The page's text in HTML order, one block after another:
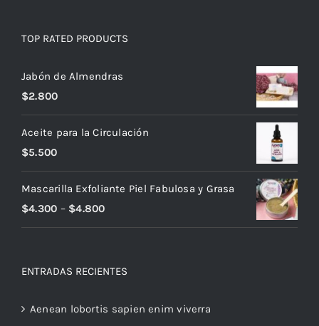
TOP RATED PRODUCTS
Jabón de Almendras
$2.800
Aceite para la Circulación
$5.500
Mascarilla Exfoliante Piel Fabulosa y Grasa
$4.300 – $4.800
ENTRADAS RECIENTES
Aenean lobortis sapien enim viverra